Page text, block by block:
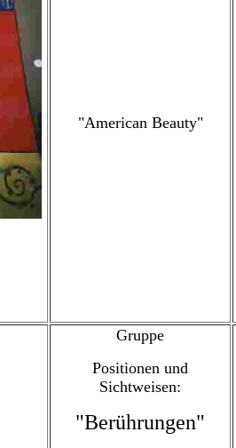
"American Beauty"
Gruppe
Positionen und
Sichtweisen:
"Berührungen"